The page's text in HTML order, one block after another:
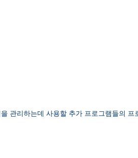
관리하는데 사용할 추가 프로그램들의 프